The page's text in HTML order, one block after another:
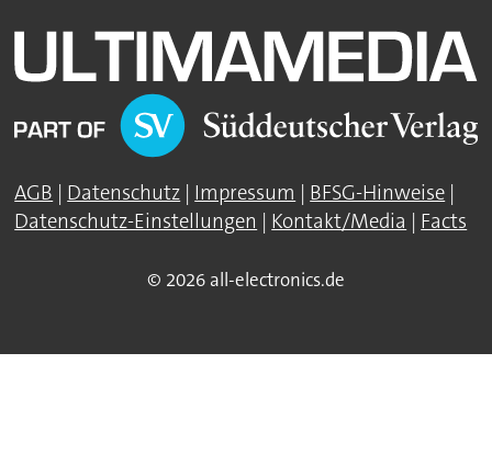
AGB | Datenschutz | Impressum | BFSG-Hinweise |
Datenschutz-Einstellungen | Kontakt/Media | Facts
© 2026 all-electronics.de